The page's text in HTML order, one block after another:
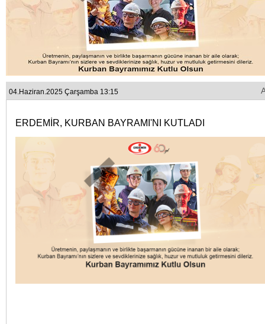
04.Haziran.2025 Çarşamba 13:15
ERDEMİR, KURBAN BAYRAMI'NI KUTLADI